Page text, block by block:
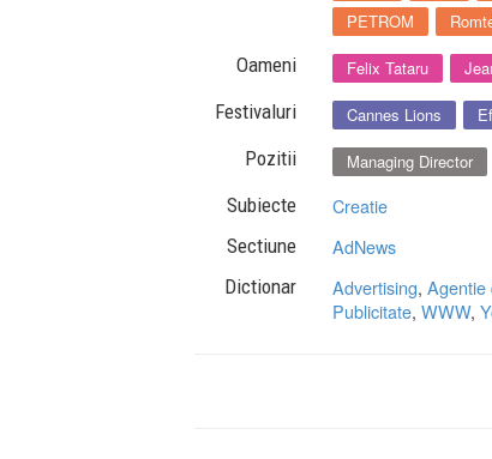
PETROM
Oameni Felix Tataru
Festivaluri Cannes Lions
Pozitii Managing Director
Subiecte Creatie
Sectiune AdNews
Dictionar Advertising, Agentie
Publicitate, WWW,